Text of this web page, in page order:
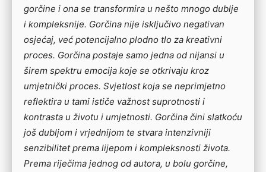
gorčine i ona se transformira u nešto mnogo dublje
i kompleksnije. Gorčina nije isključivo negativan
osjećaj, već potencijalno plodno tlo za kreativni
proces. Gorčina postaje samo jedna od nijansi u
širem spektru emocija koje se otkrivaju kroz
umjetnički proces. Svjetlost koja se neprimjetno
reflektira u tami ističe važnost suprotnosti i
kontrasta u životu i umjetnosti. Gorčina čini slatkoću
još dubljom i vrjednijom te stvara intenzivniji
senzibilitet prema lijepom i kompleksnosti života.
Prema riječima jednog od autora, u bolu gorčine,